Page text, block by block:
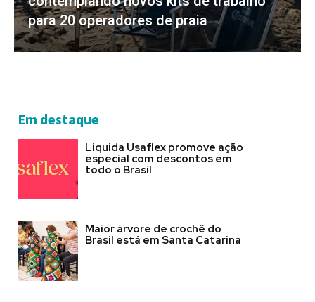
para 20 operadores de praia
Em destaque
Liquida Usaflex promove ação
especial com descontos em
todo o Brasil
Maior árvore de crochê do
Brasil está em Santa Catarina